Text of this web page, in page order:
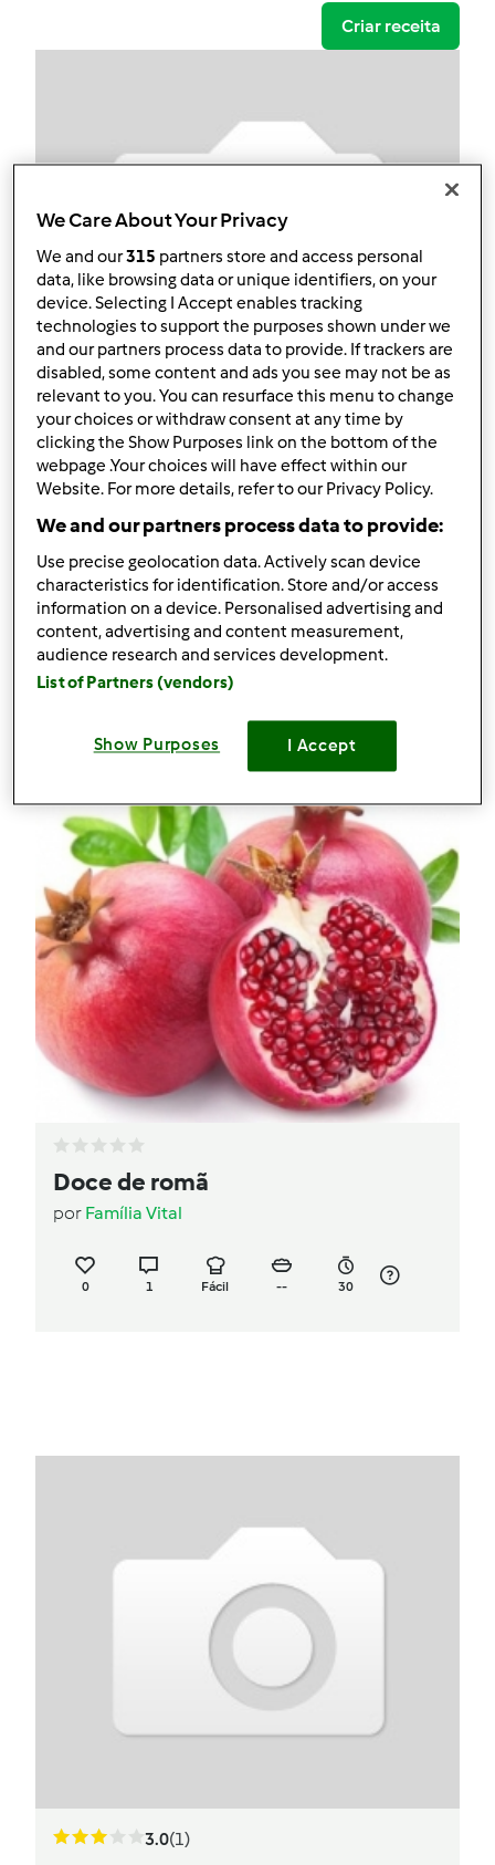
Criar receita
Gelado de Doce de Leite Häagen
Dazs
porFamília Vital
0 0 Fácil -- 0
Doce de romã
por Família Vital
0 1 Fácil -- 30
3.0(1)
We Care About Your Privacy
We and our315 partners store and access personal
data, like browsing data or unique identifiers, on your
device. Selecting I Accept enables tracking
technologies to support the purposes shown under we
and our partners process data to provide. If trackers are
disabled, some content and ads you see may not be as
relevant to you. You can resurface this menu to change
your choices or withdraw consent at any time by
clicking the Show Purposes link on the bottom of the
webpage .Your choices will have effect within our
Website. For more details, refer to our Privacy Policy.
We and our partners process data to provide:
Use precise geolocation data. Actively scan device
characteristics for identification. Store and/or access
information on a device. Personalised advertising and
content, advertising and content measurement,
audience research and services development.
List of Partners (vendors)
Show Purposes I Accept